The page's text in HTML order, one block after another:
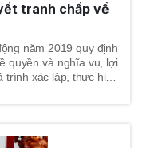
tranh chấp về
năm 2019 quy định
quyền và nghĩa vụ, lợi
xác lập, thực hiện